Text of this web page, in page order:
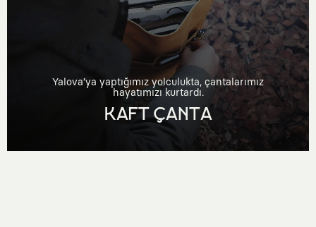
Yalova’ya yaptığımız yolculukta, çantalarımız
hayatımızı kurtardı.
KAFT ÇANTA